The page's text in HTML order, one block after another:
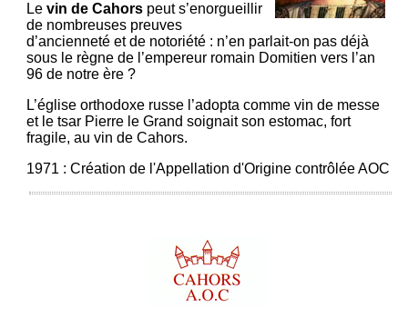
Le vin de Cahors peut s’enorgueillir
de nombreuses preuves
d’ancienneté et de notoriété : n’en parlait-on pas déjà
sous le règne de l’empereur romain Domitien vers l’an
96 de notre ère ?
L’église orthodoxe russe l’adopta comme vin de messe
et le tsar Pierre le Grand soignait son estomac, fort
fragile, au vin de Cahors.
1971 : Création de l'Appellation d'Origine contrôlée AOC